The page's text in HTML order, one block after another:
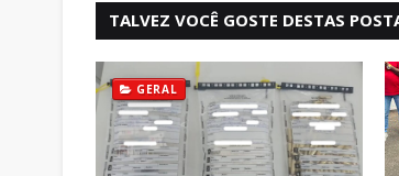
TALVEZ VOCÊ GOSTE DESTAS
GERAL